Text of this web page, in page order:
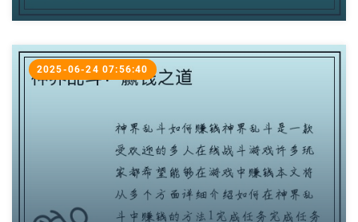
2025-06-24 07:56:40